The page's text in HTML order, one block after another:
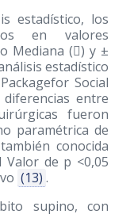
estadístico, los
en valores
Mediana (􀐪) y ±
estadístico
Social
diferencias entre
fueron
paramétrica de
conocida
Valor de p <0,05
(13) .
supino, con